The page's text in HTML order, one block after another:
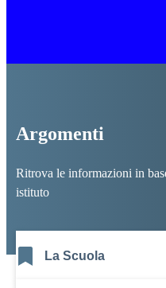
Argomenti
Ritrova le informazioni in
istituto
La Scuola